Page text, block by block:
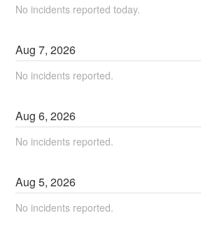
No incidents reported today.
Aug7,2026
No incidents reported.
Aug6,2026
No incidents reported.
Aug5,2026
No incidents reported.